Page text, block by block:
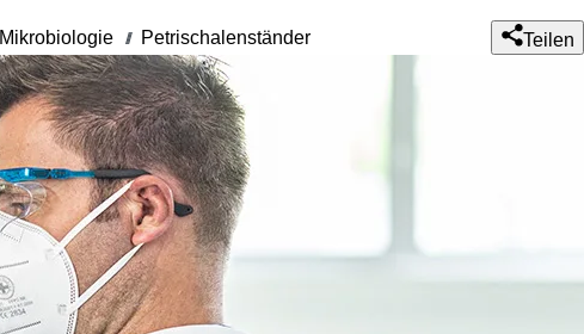
Mikrobiologie /// Petrischalenständer Teilen